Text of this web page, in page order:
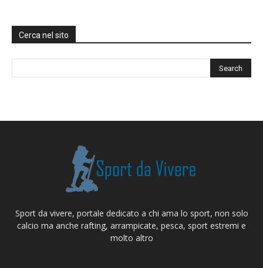
Cerca nel sito
Sport da vivere, portale dedicato a chi ama lo sport, non solo
calcio ma anche rafting, arrampicate, pesca, sport estremi e
molto altro